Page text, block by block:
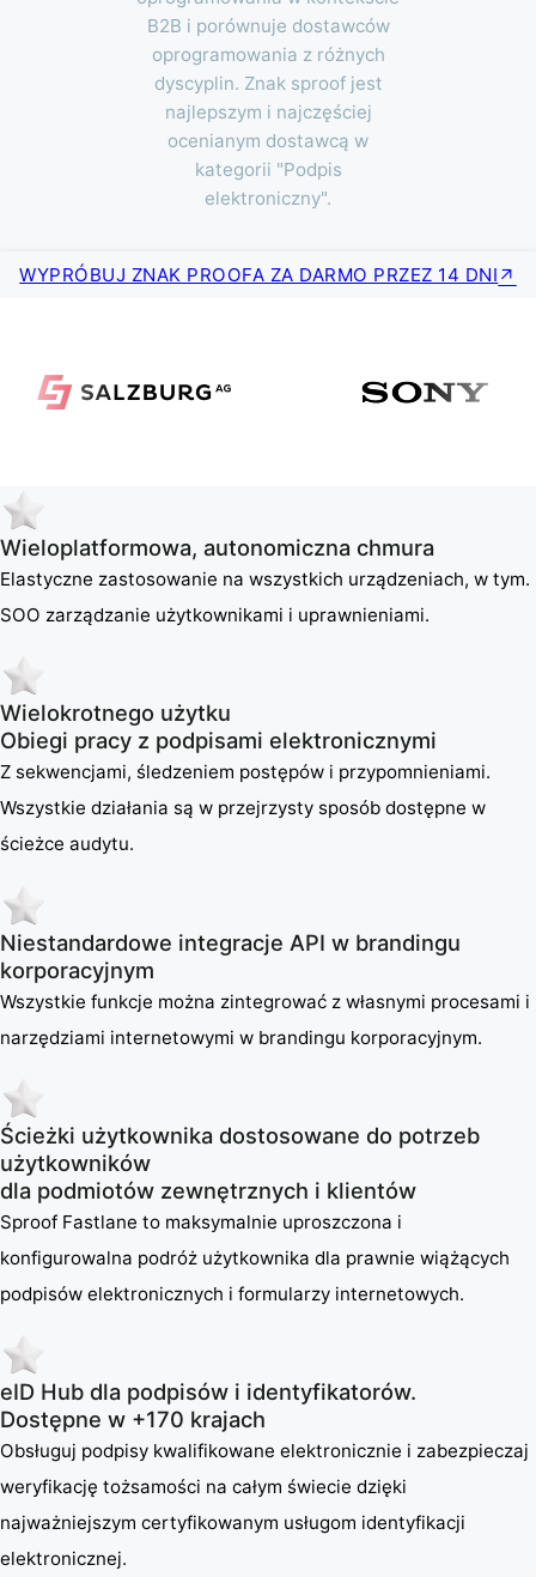
B2B i porównuje dostawców
oprogramowania z różnych
dyscyplin. Znak sproof jest
najlepszym i najczęściej
ocenianym dostawcą w
kategorii "Podpis
elektroniczny".
WYPRÓBUJ ZNAK PROOFA ZA DARMO PRZEZ 14 DNI
Wieloplatformowa, autonomiczna chmura
Elastyczne zastosowanie na wszystkich urządzeniach, w tym.
SOO zarządzanie użytkownikami i uprawnieniami.
Wielokrotnego użytku
Obiegi pracy z podpisami elektronicznymi
Z sekwencjami, śledzeniem postępów i przypomnieniami.
Wszystkie działania są w przejrzysty sposób dostępne w
ścieżce audytu.
Niestandardowe integracje API w brandingu
korporacyjnym
Wszystkie funkcje można zintegrować z własnymi procesami i
narzędziami internetowymi w brandingu korporacyjnym.
Ścieżki użytkownika dostosowane do potrzeb
użytkowników
dla podmiotów zewnętrznych i klientów
Sproof Fastlane to maksymalnie uproszczona i
konfigurowalna podróż użytkownika dla prawnie wiążących
podpisów elektronicznych i formularzy internetowych.
eID Hub dla podpisów i identyfikatorów.
Dostępne w +170 krajach
Obsługuj podpisy kwalifikowane elektronicznie i zabezpieczaj
weryfikację tożsamości na całym świecie dzięki
najważniejszym certyfikowanym usługom identyfikacji
elektronicznej.